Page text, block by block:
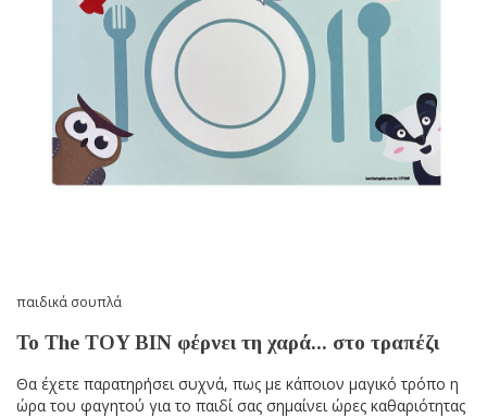
παιδικά σουπλά
To The TOY BIN φέρνει τη χαρά... στο τραπέζι
Θα έχετε παρατηρήσει συχνά, πως με κάποιον μαγικό τρόπο η
ώρα του φαγητού για το παιδί σας σημαίνει ώρες καθαριότητας